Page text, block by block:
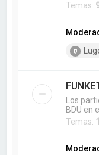
Temas:
Los
BDU en
Temas: